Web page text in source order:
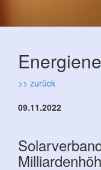
>> zurück
09.11.2022